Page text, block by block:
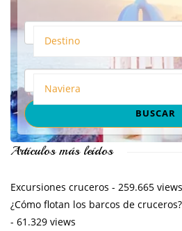
Destino
Naviera
Artículos más leídos
Excursiones cruceros - 259.665 views
¿Cómo flotan los barcos de
- 61.329 views